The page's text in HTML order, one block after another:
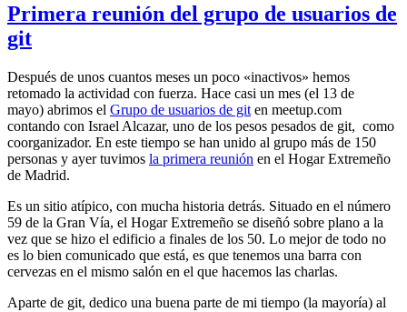
Primera reunión del grupo de usuarios de
git
Después de unos cuantos meses un poco «inactivos» hemos
retomado la actividad con fuerza. Hace casi un mes (el 13 de
mayo) abrimos el Grupo de usuarios de git en meetup.com
contando con Israel Alcazar, uno de los pesos pesados de git, como
coorganizador. En este tiempo se han unido al grupo más de 150
personas y ayer tuvimos la primera reunión en el Hogar Extremeño
de Madrid.
Es un sitio atípico, con mucha historia detrás. Situado en el número
59 de la Gran Vía, el Hogar Extremeño se diseñó sobre plano a la
vez que se hizo el edificio a finales de los 50. Lo mejor de todo no
es lo bien comunicado que está, es que tenemos una barra con
cervezas en el mismo salón en el que hacemos las charlas.
Aparte de git, dedico una buena parte de mi tiempo (la mayoría) al